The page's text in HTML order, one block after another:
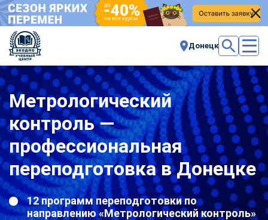
Донецк
Метрологический
контроль —
профессиональная
переподготовка в Донецке
12 программ переподготовки по
направлению «Метрологический контроль»